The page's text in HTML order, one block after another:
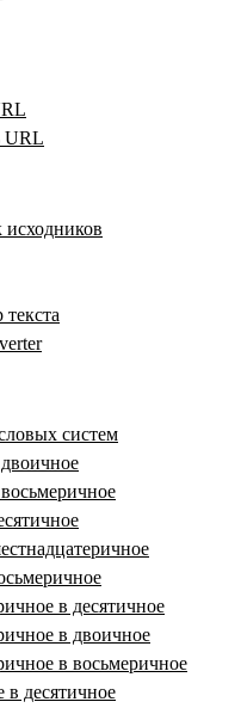
URL
систем
в десятичное
в двоичное
в восьмеричное
в десятичное